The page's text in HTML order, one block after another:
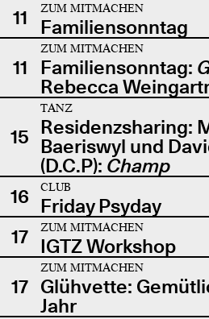
11
ZUM MITMACHEN
Familiensonntag
11
ZUM MITMACHEN
Familiensonntag:
Rebecca
15
TANZ
Residenzsharing:
Baeriswyl und
(D.C.P): Champ
16
CLUB
Friday Psyday
17
ZUM MITMACHEN
IGTZ Workshop
17
ZUM MITMACHEN
Glühvette:
Jahr